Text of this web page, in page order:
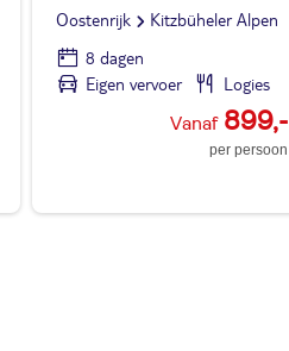
Oostenrijk
Kitzbüheler Alpen
8 dagen
Eigen vervoer
Logies
899,-
per persoon